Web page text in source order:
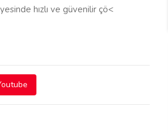
hızlı ve güvenilir çö<